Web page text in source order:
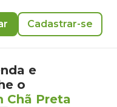
Cadastrar-se
e
o
Chã Preta